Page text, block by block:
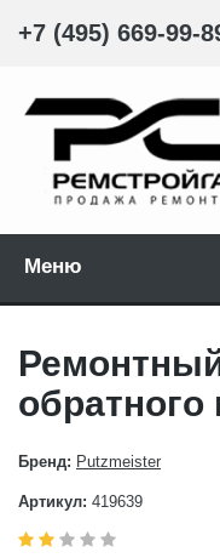
+7 (495) 669-99-
Меню
обратного
Бренд: Putzmeister
Артикул: 419639